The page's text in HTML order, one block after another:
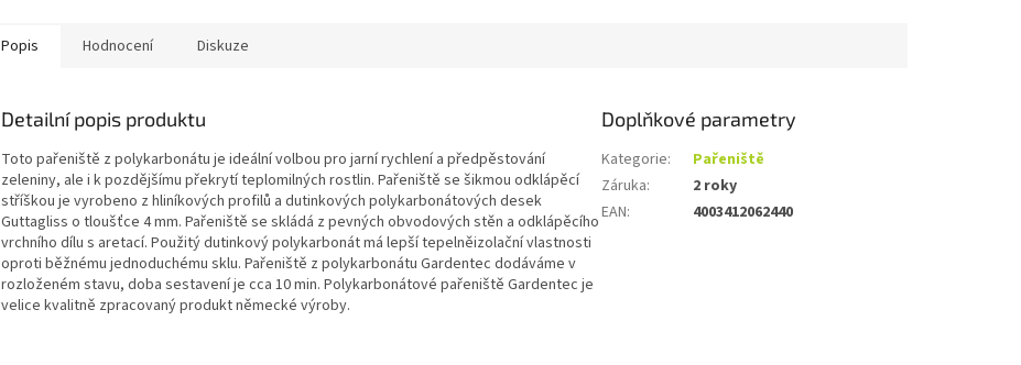
Popis Hodnocení Diskuze
Detailní popis produktu
Toto pařeniště z polykarbonátu je ideální volbou pro jarní rychlení a předpěstování
zeleniny, ale i k pozdějšímu překrytí teplomilných rostlin. Pařeniště se šikmou odklápěcí
stříškou je vyrobeno z hliníkových profilů a dutinkových polykarbonátových desek
Guttagliss o tloušťce 4 mm. Pařeniště se skládá z pevných obvodových stěn a odklápěcího
vrchního dílu s aretací. Použitý dutinkový polykarbonát má lepší tepelněizolační vlastnosti
oproti běžnému jednoduchému sklu. Pařeniště z polykarbonátu Gardentec dodáváme v
rozloženém stavu, doba sestavení je cca 10 min. Polykarbonátové pařeniště Gardentec je
velice kvalitně zpracovaný produkt německé výroby.
Doplňkové parametry
Kategorie:
Pařeniště
Záruka:
2 roky
EAN: 4003412062440